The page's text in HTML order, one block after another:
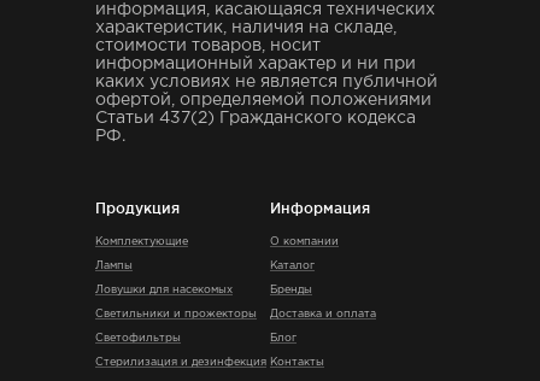
информация, касающаяся технических
характеристик, наличия на складе,
стоимости товаров, носит
информационный характер и ни при
каких условиях не является публичной
офертой, определяемой положениями
Статьи 437(2) Гражданского кодекса
РФ.
Продукция
Комплектующие
Лампы
Ловушки для насекомых
Светильники и прожекторы
Светофильтры
Стерилизация и дезинфекция
Информация
О компании
Каталог
Бренды
Доставка и оплата
Блог
Контакты